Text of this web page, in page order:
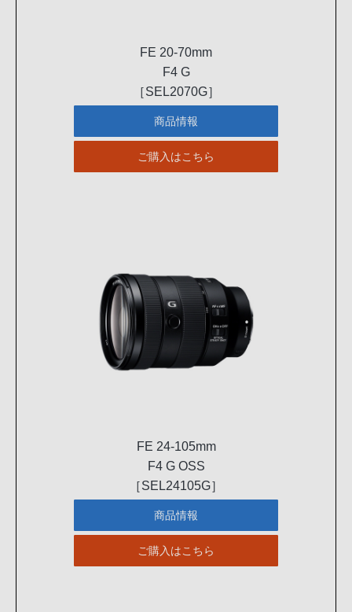
FE 20-70mm
F4 G
［SEL2070G］
商品情報
ご購入はこちら
FE 24-105mm
F4 G OSS
［SEL24105G］
商品情報
ご購入はこちら